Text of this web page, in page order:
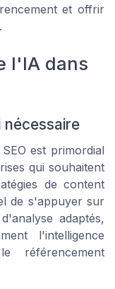
et offrir
l'IA dans
est primordial
qui souhaitent
de content
de s'appuyer sur
adaptés,
l'intelligence
référencement